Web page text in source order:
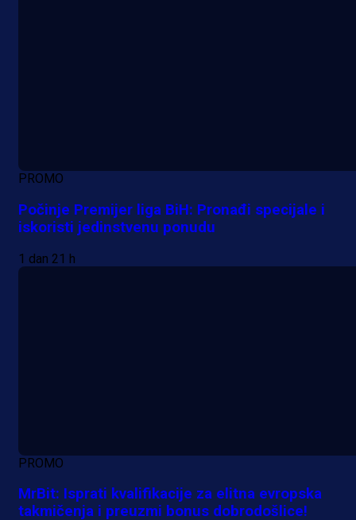
PROMO
Počinje Premijer liga BiH: Pronađi specijale i
iskoristi jedinstvenu ponudu
1 dan 21 h
PROMO
MrBit: Isprati kvalifikacije za elitna evropska
takmičenja i preuzmi bonus dobrodošlice!